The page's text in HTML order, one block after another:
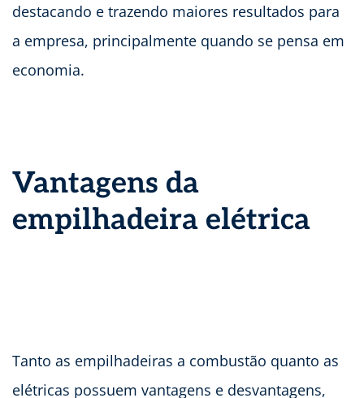
destacando e trazendo maiores resultados para
a empresa, principalmente quando se pensa em
economia.
Vantagens da
empilhadeira elétrica
Tanto as empilhadeiras a combustão quanto as
elétricas possuem vantagens e desvantagens,